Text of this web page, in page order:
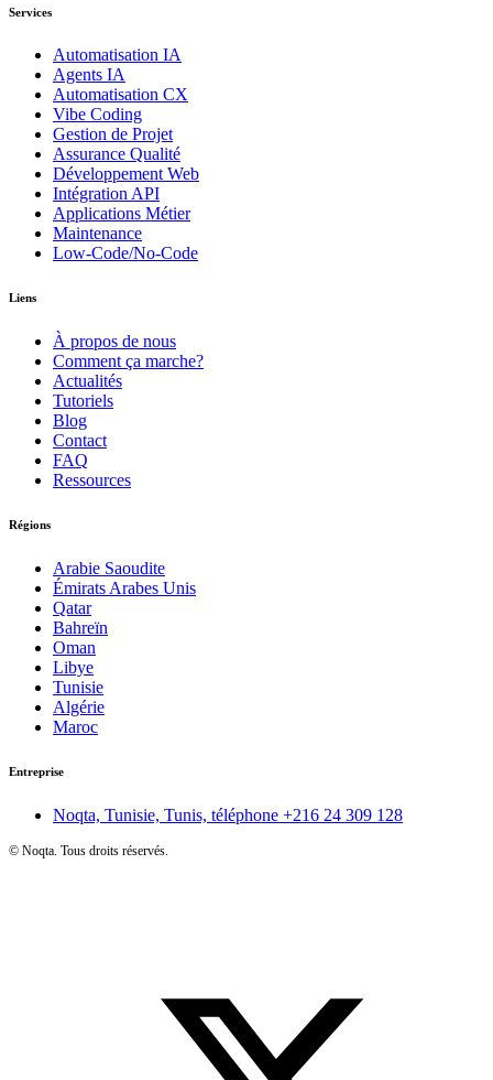
Services
Automatisation IA
Agents IA
Automatisation CX
Vibe Coding
Gestion de Projet
Assurance Qualité
Développement Web
Intégration API
Applications Métier
Maintenance
Low-Code/No-Code
Liens
À propos de nous
Comment ça marche?
Actualités
Tutoriels
Blog
Contact
FAQ
Ressources
Régions
Arabie Saoudite
Émirats Arabes Unis
Qatar
Bahreïn
Oman
Libye
Tunisie
Algérie
Maroc
Entreprise
Noqta, Tunisie, Tunis, téléphone +216 24 309 128
© Noqta. Tous droits réservés.